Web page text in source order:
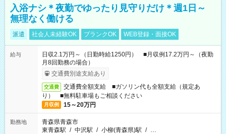
入浴ナシ＊夜勤でゆったり見守りだけ＊週1日～
無理なく働ける
派遣 社会人未経験OK ブランクOK WEB登録・面接OK
給与
日収2.1万円～（日勤時給1250円） ■月収例17.2万円～（夜勤
月8回勤務の場合）
交通費別途支給あり
交通費
交通費全額支給 ■ガソリン代も全額支給（規定あ
り） ■無料駐車場もご相談ください
月収例 15～20万円
勤務地
青森県青森市
東青森駅 / 中沢駅 / 小柳(青森県)駅 / …